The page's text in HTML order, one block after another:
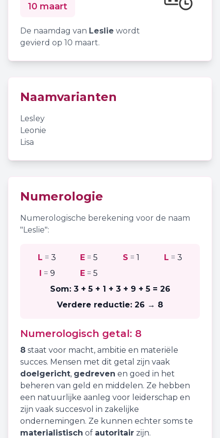
10 maart
De naamdag van Leslie wordt
gevierd op 10 maart.
Naamvarianten
Lesley
Leonie
Lisa
Numerologie
Numerologische berekening voor de naam
"Leslie":
L =3 E =5 S = 1 L = 3
I = 9 E =5
Som: 3 + 5 + 1 + 3 + 9 + 5= 26
Verdere reductie: 26 → 8
Numerologisch getal: 8
8 staat voor macht, ambitie en materiële
succes. Mensen met dit getal zijn vaak
doelgericht, gedreven en goed in het
beheren van geld en middelen. Ze hebben
een natuurlijke aanleg voor leiderschap en
zijn vaak succesvol in zakelijke
ondernemingen. Ze kunnen echter soms te
materialistisch of autoritair zijn.